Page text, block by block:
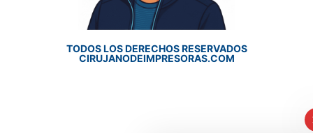
TODOS LOS DERECHOS RESERVADOS
CIRUJANODEIMPRESORAS.COM